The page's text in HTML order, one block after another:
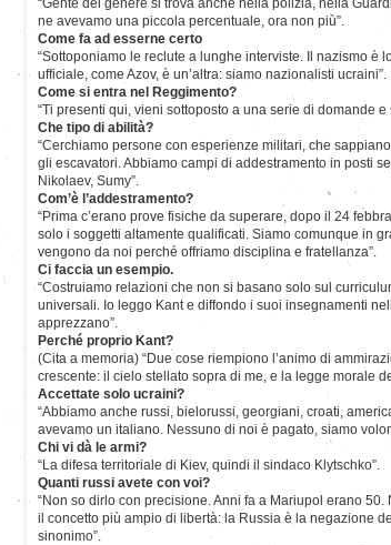
“Gente del genere si trova anche nella polizia, nella
ne avevamo una piccola percentuale, ora non più”.
Come fa ad esserne certo
“Sottoponiamo le reclute a lunghe interviste. Il nazismo è
ufficiale, come Azov, è un’altra: siamo nazionalisti ucraini”.
Come si entra nel Reggimento?
“Ti presenti qui, vieni sottoposto a una serie di domande
Che tipo di abilità?
“Cerchiamo persone con esperienze militari, che
gli escavatori. Abbiamo campi di addestramento in posti
Nikolaev, Sumy”.
Com’è l’addestramento?
“Prima c’erano prove fisiche da superare, dopo il 24
solo i soggetti altamente qualificati. Siamo comunque in
vengono da noi perché offriamo disciplina e fratellanza”.
Ci faccia un esempio.
“Costruiamo relazioni che non si basano solo sul
universali. Io leggo Kant e diffondo i suoi insegnamenti
apprezzano”.
Perché proprio Kant?
(Cita a memoria) “Due cose riempiono l’animo di
crescente: il cielo stellato sopra di me, e la legge morale
Accettate solo ucraini?
“Abbiamo anche russi, bielorussi, georgiani, croati,
avevamo un italiano. Nessuno di noi è pagato, siamo
Chi vi dà le armi?
“La difesa territoriale di Kiev, quindi il sindaco Klytschko”.
Quanti russi avete con voi?
“Non so dirlo con precisione. Anni fa a Mariupol erano
il concetto più ampio di libertà: la Russia è la negazione
sinonimo”.